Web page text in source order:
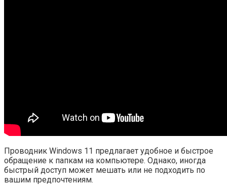
Проводник Windows 11 предлагает удобное и быстрое
обращение к папкам на компьютере. Однако, иногда
быстрый доступ может мешать или не подходить по
вашим предпочтениям.